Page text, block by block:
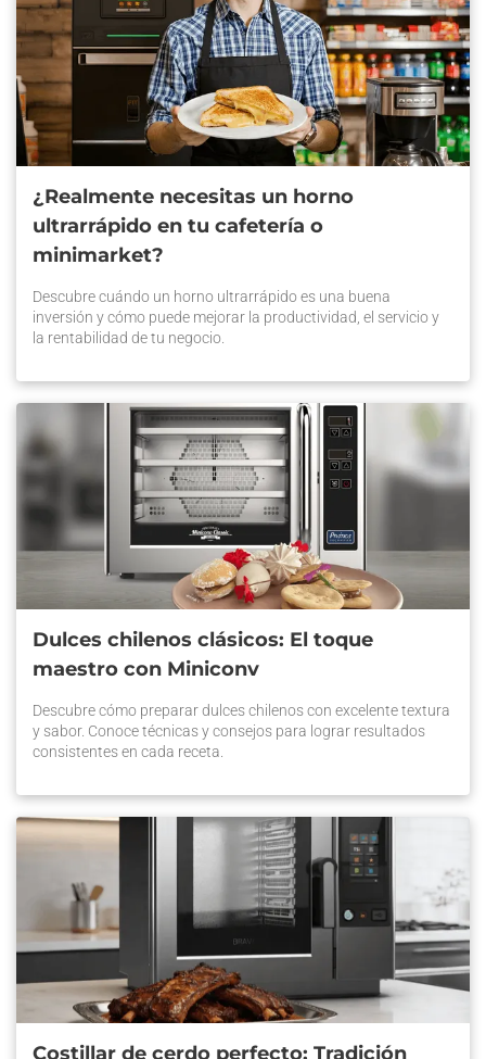
¿Realmente necesitas un horno
ultrarrápido en tu cafetería o
minimarket?
Descubre cuándo un horno ultrarrápido es una buena
inversión y cómo puede mejorar la productividad, el servicio y
la rentabilidad de tu negocio.
Dulces chilenos clásicos: El toque
maestro con Miniconv
Descubre cómo preparar dulces chilenos con excelente textura
y sabor. Conoce técnicas y consejos para lograr resultados
consistentes en cada receta.
Costillar de cerdo perfecto: Tradición